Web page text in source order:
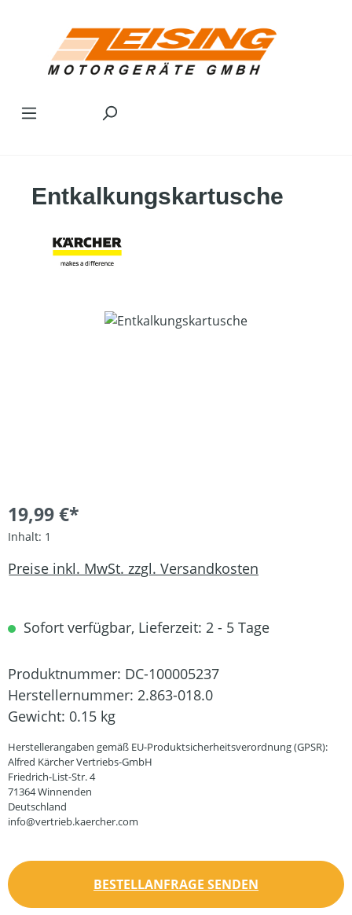
Entkalkungskartusche
Bildergalerie überspringen
19,99 €*
Inhalt: 1
Preise inkl. MwSt. zzgl. Versandkosten
Sofort verfügbar, Lieferzeit: 2 - 5 Tage
Produktnummer: DC-100005237
Herstellernummer: 2.863-018.0
Gewicht: 0.15 kg
Herstellerangaben gemäß EU-Produktsicherheitsverordnung (GPSR):
Alfred Kärcher Vertriebs-GmbH
Friedrich-List-Str. 4
71364 Winnenden
Deutschland
info@vertrieb.kaercher.com
BESTELLANFRAGE SENDEN